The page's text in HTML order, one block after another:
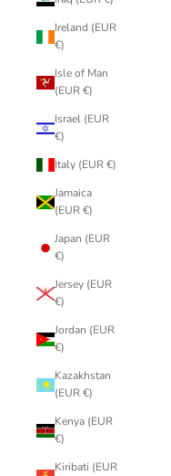
Ireland (EUR
€)
Isle of Man
(EUR €)
Israel (EUR
€)
Italy (EUR €)
Jamaica
(EUR €)
Japan (EUR
€)
Jersey (EUR
€)
Jordan (EUR
€)
Kazakhstan
(EUR €)
Kenya (EUR
€)
Kiribati (EUR